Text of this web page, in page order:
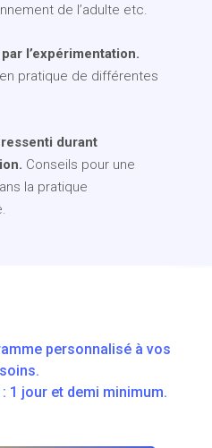
de l’adulte etc.
l’expérimentation.
pratique de différentes
durant
Conseils pour une
la pratique
personnalisé à vos
1 jour et demi minimum.